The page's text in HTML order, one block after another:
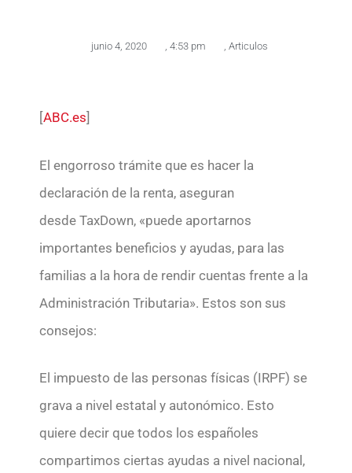
junio 4, 2020 , 4:53 pm , Articulos
[ABC.es]
El engorroso trámite que es hacer la
declaración de la renta, aseguran
desde TaxDown, «puede aportarnos
importantes beneficios y ayudas, para las
familias a la hora de rendir cuentas frente a la
Administración Tributaria». Estos son sus
consejos:
El impuesto de las personas físicas (IRPF) se
grava a nivel estatal y autonómico. Esto
quiere decir que todos los españoles
compartimos ciertas ayudas a nivel nacional,